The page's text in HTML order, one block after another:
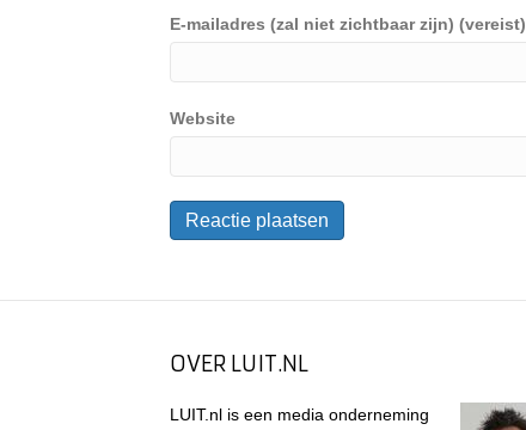
E-mailadres (zal niet zichtbaar zijn) (vereist)
Website
OVER LUIT.NL
LUIT.nl is een media onderneming